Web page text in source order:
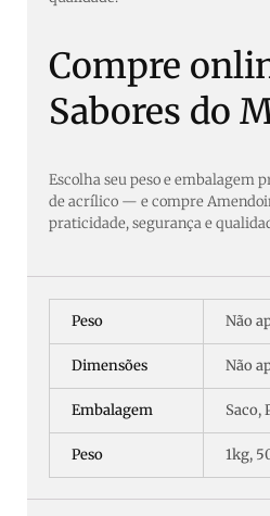
Compre
Sabores do
Escolha seu peso e embalagem
de acrílico — e compre
praticidade, segurança e
Peso Não
Dimensões Não
Embalagem Saco,
Peso 1kg,